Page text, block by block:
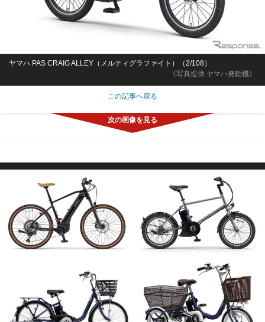
《写真提供 ヤマハ発動機》
ヤマハ PAS CRAIG ALLEY（メルティグラファイト）（2/108）
この記事へ戻る